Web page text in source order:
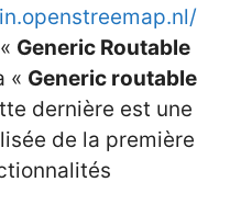
Generic Routable
« Generic routable
dernière est une
de la première